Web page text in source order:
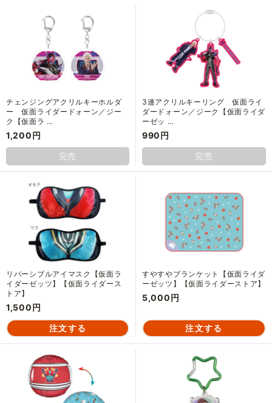
チェンジングアクリルキーホルダ
ー 仮面ライダードォーン／ジー
ク【仮面ラ …
1,200円
完売
3連アクリルキーリング 仮面ライ
ダードォーン／ジーク【仮面ライダ
ーゼッ …
990円
完売
リバーシブルアイマスク【仮面ラ
イダーゼッツ】【仮面ライダース
トア】
1,500円
すやすやブランケット【仮面ライダ
ーゼッツ】【仮面ライダーストア】
5,000円